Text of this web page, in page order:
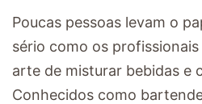
Poucas pessoas levam o
sério como os
arte de misturar bebidas e
Conhecidos como